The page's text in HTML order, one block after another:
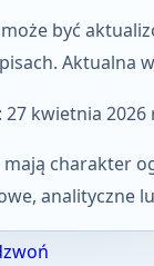
być
Aktualna
kwietnia 2026
charakter
analityczne